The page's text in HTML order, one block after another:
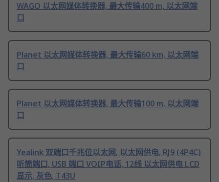
WAGO 以太网媒体转换器, 最大传输400 m, 以太网端
口
Planet 以太网媒体转换器, 最大传输60 km, 以太网端
口
Planet 以太网媒体转换器, 最大传输100 m, 以太网端
口
Yealink 双端口千兆位以太网, 以太网供电, RJ9 (4P4C)
听筒端口, USB 端口 VOIP电话, 12线 以太网供电 LCD
显示, 灰色, T43U